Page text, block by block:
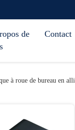
de
Contact
à roue de bureau en